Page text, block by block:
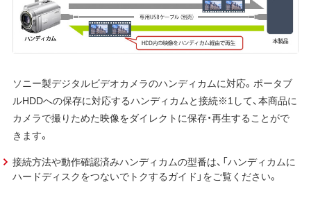
ソニー製デジタルビデオカメラのハンディカムに対応。ポータブ
ルHDDへの保存に対応するハンディカムと接続※1して、本商品に
カメラで撮りためた映像をダイレクトに保存・再生することがで
きます。
接続方法や動作確認済みハンディカムの型番は、「ハンディカムに
ハードディスクをつないでトクするガイド」をご覧ください。